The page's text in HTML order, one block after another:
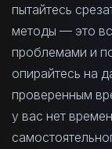
пытайтесь
методы — это
проблемами и
опирайтесь на
проверенным
у вас нет